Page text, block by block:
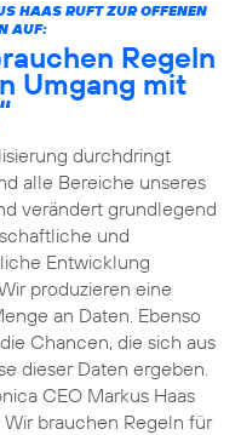
HAAS RUFT ZUR OFFENEN
AUF:
Regeln
Umgang mit
durchdringt
alle Bereiche unseres
verändert grundlegend
und
Entwicklung
produzieren eine
an Daten. Ebenso
Chancen, die sich aus
dieser Daten ergeben.
CEO Markus Haas
brauchen Regeln für